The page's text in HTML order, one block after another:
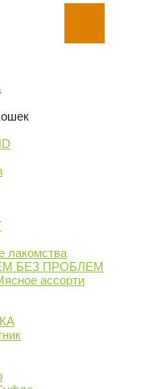
лакомства
ЕМ БЕЗ ПРОБЛЕМ
ассорти